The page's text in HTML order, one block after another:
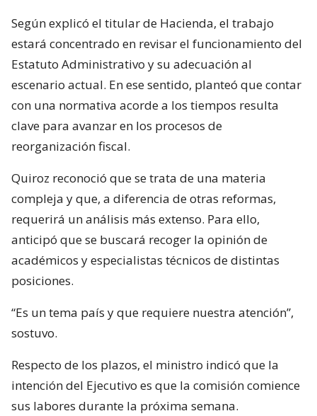
Según explicó el titular de Hacienda, el trabajo
estará concentrado en revisar el funcionamiento del
Estatuto Administrativo y su adecuación al
escenario actual. En ese sentido, planteó que contar
con una normativa acorde a los tiempos resulta
clave para avanzar en los procesos de
reorganización fiscal.
Quiroz reconoció que se trata de una materia
compleja y que, a diferencia de otras reformas,
requerirá un análisis más extenso. Para ello,
anticipó que se buscará recoger la opinión de
académicos y especialistas técnicos de distintas
posiciones.
“Es un tema país y que requiere nuestra atención”,
sostuvo.
Respecto de los plazos, el ministro indicó que la
intención del Ejecutivo es que la comisión comience
sus labores durante la próxima semana.